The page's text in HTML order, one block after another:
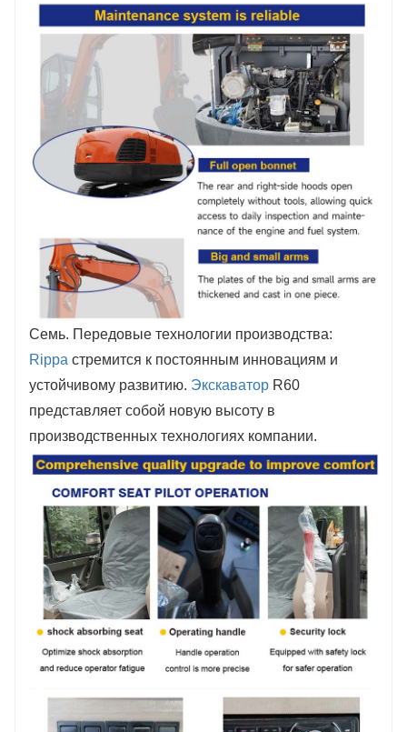
Семь. Передовые технологии производства:
Rippa стремится к постоянным инновациям и
устойчивому развитию. Экскаватор R60
представляет собой новую высоту в
производственных технологиях компании.